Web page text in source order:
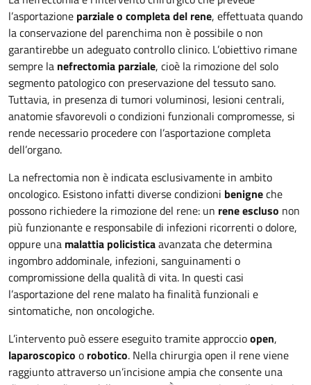
l’asportazione parziale o completa del rene, effettuata quando
la conservazione del parenchima non è possibile o non
garantirebbe un adeguato controllo clinico. L’obiettivo rimane
sempre la nefrectomia parziale, cioè la rimozione del solo
segmento patologico con preservazione del tessuto sano.
Tuttavia, in presenza di tumori voluminosi, lesioni centrali,
anatomie sfavorevoli o condizioni funzionali compromesse, si
rende necessario procedere con l’asportazione completa
dell’organo.
La nefrectomia non è indicata esclusivamente in ambito
oncologico. Esistono infatti diverse condizioni benigneche
possono richiedere la rimozione del rene: un rene escluso non
più funzionante e responsabile di infezioni ricorrenti o dolore,
oppure una malattia policisticaavanzata che determina
ingombro addominale, infezioni, sanguinamenti o
compromissione della qualità di vita. In questi casi
l’asportazione del rene malato ha finalità funzionali e
sintomatiche, non oncologiche.
L’intervento può essere eseguito tramite approccioopen,
laparoscopico o robotico. Nella chirurgia open il rene viene
raggiunto attraverso un’incisione ampia che consente una